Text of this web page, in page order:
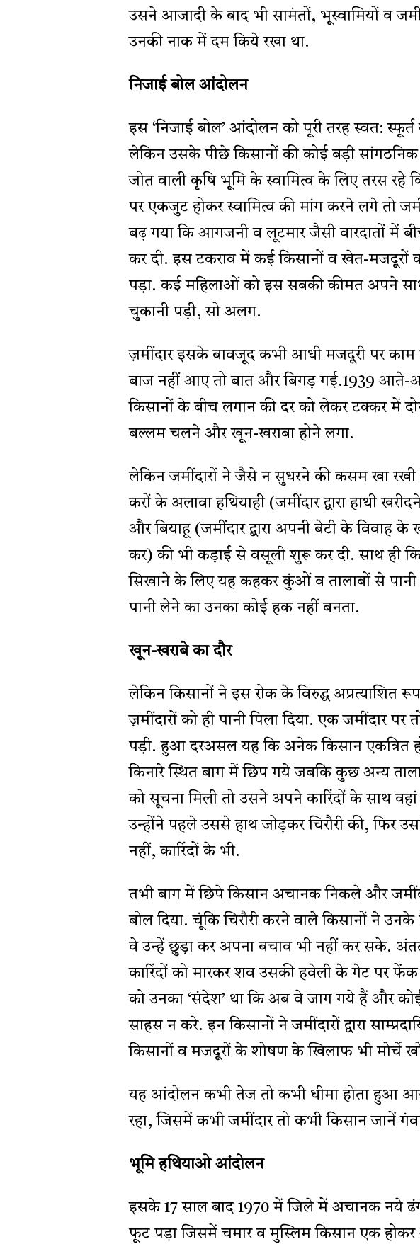
उसने आजादी के बाद भी सामंतों, भूस्वामियों व
उनकी नाक में दम किये रखा था.
निजाई बोल आंदोलन
इस ‘निजाई बोल’ आंदोलन को पूरी तरह स्वत: स्फूर्त
लेकिन उसके पीछे किसानों की कोई बड़ी
जोत वाली कृषि भूमि के स्वामित्व के लिए तरस
पर एकजुट होकर स्वामित्व की मांग करने लगे तो
बढ़ गया कि आगजनी व लूटमार जैसी वारदातों में
कर दी. इस टकराव में कई किसानों व खेत-मजदूरों
पड़ा. कई महिलाओं को इस सबकी कीमत अपने
चुकानी पड़ी, सो अलग.
ज़मींदार इसके बावजूद कभी आधी मजदूरी पर
बाज नहीं आए तो बात और बिगड़ गई.1939 आते-
किसानों के बीच लगान की दर को लेकर टक्कर में
बल्लम चलने और खून-खराबा होने लगा.
लेकिन जमींदारों ने जैसे न सुधरने की कसम खा रखी
करों के अलावा हथियाही (जमींदार द्वारा हाथी
और बियाहू (जमींदार द्बारा अपनी बेटी के विवाह
कर) की भी कड़ाई से वसूली शुरू कर दी. साथ ही
सिखाने के लिए यह कहकर कुंओं व तालाबों से पानी
पानी लेने का उनका कोई हक नहीं बनता.
खून-खराबे का दौर
लेकिन किसानों ने इस रोक के विरुद्ध अप्रत्याशित
ज़मींदारों को ही पानी पिला दिया. एक जमींदार पर
पड़ी. हुआ दरअसल यह कि अनेक किसान एकत्रित
किनारे स्थित बाग में छिप गये जबकि कुछ अन्य
को सूचना मिली तो उसने अपने कारिंदों के साथ
उन्होंने पहले उससे हाथ जोड़कर चिरौरी की, फिर
नहीं, कारिंदों के भी.
तभी बाग में छिपे किसान अचानक निकले और
बोल दिया. चूंकि चिरौरी करने वाले किसानों ने
वे उन्हें छुड़ा कर अपना बचाव भी नहीं कर सके.
कारिंदों को मारकर शव उसकी हवेली के गेट पर फेंक
को उनका ‘संदेश’ था कि अब वे जाग गये हैं और
साहस न करे. इन किसानों ने जमींदारों द्वारा
किसानों व मजदूरों के शोषण के खिलाफ भी मोर्चे
यह आंदोलन कभी तेज तो कभी धीमा होता हुआ
रहा, जिसमें कभी जमींदार तो कभी किसान जानें
भूमि हथियाओ आंदोलन
इसके 17 साल बाद 1970 में जिले में अचानक नये
फूट पड़ा जिसमें चमार व मुस्लिम किसान एक